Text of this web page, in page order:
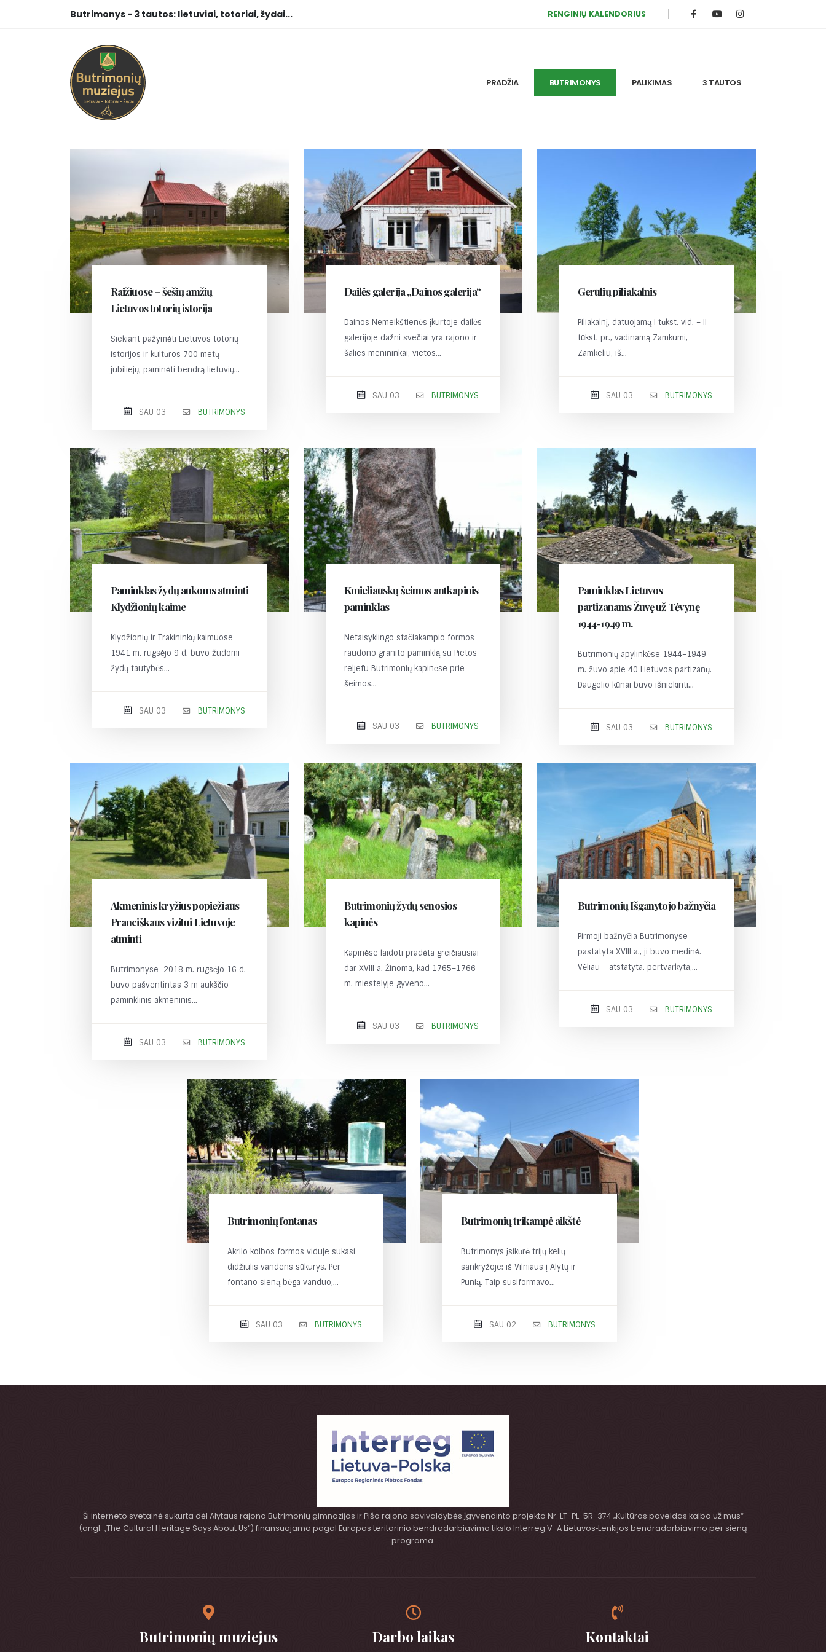
Butrimonys - 3 tautos: lietuviai, totoriai, žydai... RENGINIŲ KALENDORIUS
PRADŽIA BUTRIMONYS PALIKIMAS 3 TAUTOS
Raižiuose – šešių amžių
Lietuvos totorių istorija
Siekiant pažymėti Lietuvos totorių
istorijos ir kultūros 700 metų
jubiliejų, paminėti bendrą lietuvių...
SAU 03 BUTRIMONYS
Dailės galerija „Dainos galerija“
Dainos Nemeikštienės įkurtoje dailės
galerijoje dažni svečiai yra rajono ir
šalies menininkai, vietos...
SAU 03 BUTRIMONYS
Gerulių piliakalnis
Piliakalnį, datuojamą I tūkst. vid. – II
tūkst. pr., vadinamą Zamkumi,
Zamkeliu, iš...
SAU 03 BUTRIMONYS
Paminklas žydų aukoms atminti
Klydžionių kaime
Klydžionių ir Trakininkų kaimuose
1941 m. rugsėjo 9 d. buvo žudomi
žydų tautybės...
SAU 03 BUTRIMONYS
Kmieliauskų šeimos antkapinis
paminklas
Netaisyklingo stačiakampio formos
raudono granito paminklą su Pietos
reljefu Butrimonių kapinėse prie
šeimos...
SAU 03 BUTRIMONYS
Paminklas Lietuvos
partizanams Žuvę už Tėvynę
1944-1949 m.
Butrimonių apylinkėse 1944–1949
m. žuvo apie 40 Lietuvos partizanų.
Daugelio kūnai buvo išniekinti...
SAU 03 BUTRIMONYS
Akmeninis kryžius popiežiaus
Pranciškaus vizitui Lietuvoje
atminti
Butrimonyse 2018 m. rugsėjo 16 d.
buvo pašventintas 3 m aukščio
paminklinis akmeninis...
SAU 03 BUTRIMONYS
Butrimonių žydų senosios
kapinės
Kapinėse laidoti pradėta greičiausiai
dar XVIII a. Žinoma, kad 1765–1766
m. miestelyje gyveno...
SAU 03 BUTRIMONYS
Butrimonių Išganytojo bažnyčia
Pirmoji bažnyčia Butrimonyse
pastatyta XVIII a., ji buvo medinė.
Vėliau – atstatyta, pertvarkyta,...
SAU 03 BUTRIMONYS
Butrimonių fontanas
Akrilo kolbos formos viduje sukasi
didžiulis vandens sūkurys. Per
fontano sieną bėga vanduo,...
SAU 03 BUTRIMONYS
Butrimonių trikampė aikštė
Butrimonys įsikūrė trijų kelių
sankryžoje: iš Vilniaus į Alytų ir
Punią. Taip susiformavo...
SAU 02 BUTRIMONYS
Ši interneto svetainė sukurta dėl Alytaus rajono Butrimonių gimnazijos ir Pišo rajono savivaldybės įgyvendinto projekto Nr. LT-PL-5R-374 „Kultūros paveldas kalba už mus“
(angl. „The Cultural Heritage Says About Us“) finansuojamo pagal Europos teritorinio bendradarbiavimo tikslo Interreg V-A Lietuvos‑Lenkijos bendradarbiavimo per sieną
programa.
Butrimonių muziejus Darbo laikas Kontaktai